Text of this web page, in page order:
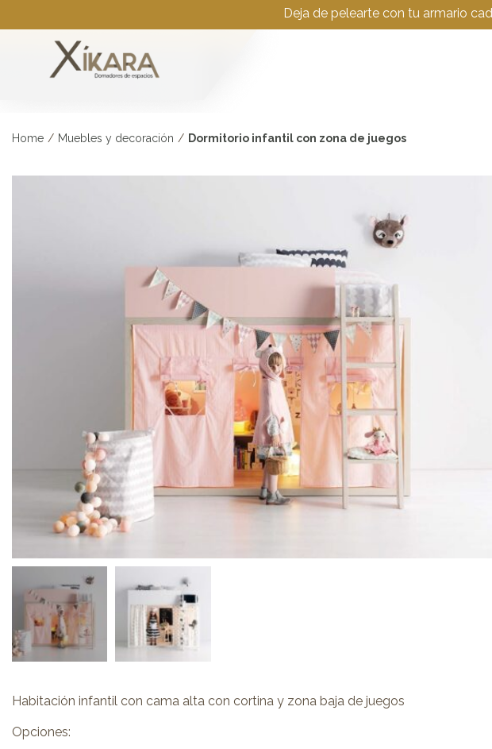
Deja de pelearte con tu armario
Home / Muebles y decoración / Dormitorio infantil con zona de juegos
Habitación infantil con cama alta con cortina y zona baja de juegos
Opciones: